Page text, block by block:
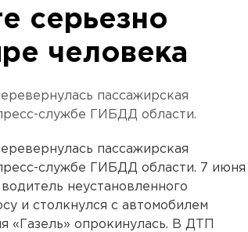
серьезно
человека
пассажирская
службе ГИБДД области.
пассажирская
службе ГИБДД области. 7 июня
неустановленного
и столкнулся с автомобилем
«Газель» опрокинулась. В ДТП